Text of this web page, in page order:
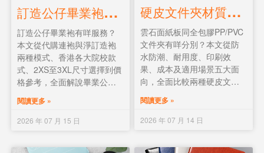
訂
造公仔畢業袍全面解說：服務模式、院校款式、尺寸與價格指南
訂造公仔畢業袍有咩服務？
本文從代購連袍與淨訂造袍
兩種模式、香港各大院校款
式、2XS至3XL尺寸選擇到價
格參考，全面解說畢業公仔
畢業生準備最獨特的紀念禮
物。
閱讀更多 »
2026 年 07 月 15 日
硬
皮文件夾材質全面比較：雲石面紙板 vs 全包膠PP/PVC，邊款最啱你？
雲石面紙板同全包膠PP/PVC
文件夾有咩分別？本文從防
水防潮、耐用度、印刷效
果、成本及適用場景五大面
向，全面比較兩種硬皮文件
夾材質的優缺點，幫你揀最
適合辦公室或長期存檔的文
件歸檔方案。
閱讀更多 »
2026 年 07 月 14 日